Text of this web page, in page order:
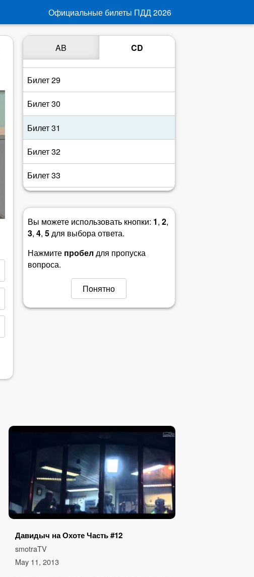
Официальные билеты ПДД2026
AB CD
Билет 26
Билет 28
Билет 29
Билет 30
Билет 31
Билет 32
Билет 33
Билет 35
Билет 37
Вы можете использовать кнопки: 1,2,
3, 4,5для выбора ответа.
Нажмите пробел для пропуска
вопроса.
Понятно
Давидыч на Охоте Часть #12
smotraTV
May 11, 2013